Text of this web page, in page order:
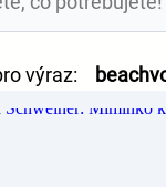
výraz: